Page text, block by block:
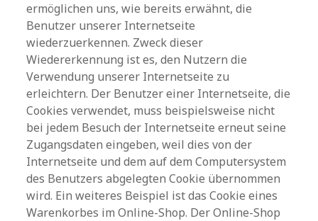
ermöglichen uns, wie bereits erwähnt, die
Benutzer unserer Internetseite
wiederzuerkennen. Zweck dieser
Wiedererkennung ist es, den Nutzern die
Verwendung unserer Internetseite zu
erleichtern. Der Benutzer einer Internetseite, die
Cookies verwendet, muss beispielsweise nicht
bei jedem Besuch der Internetseite erneut seine
Zugangsdaten eingeben, weil dies von der
Internetseite und dem auf dem Computersystem
des Benutzers abgelegten Cookie übernommen
wird. Ein weiteres Beispiel ist das Cookie eines
Warenkorbes im Online-Shop. Der Online-Shop